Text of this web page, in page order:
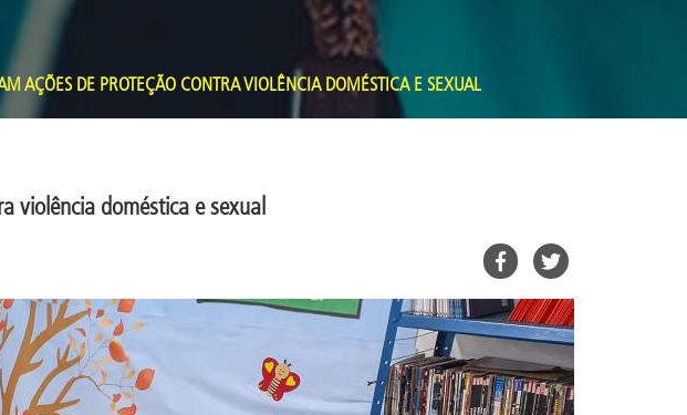
AÇÕES DE PROTEÇÃO CONTRA VIOLÊNCIA DOMÉSTICA E SEXUAL
violência doméstica e sexual